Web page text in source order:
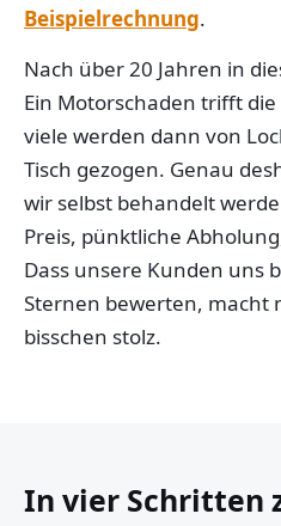
Beispielrechnung.
Nach über 20 Jahren in
Ein Motorschaden trifft
viele werden dann von
Tisch gezogen. Genau
wir selbst behandelt
Preis, pünktliche
Dass unsere Kunden uns
Sternen bewerten, macht
bisschen stolz.
In vier Schritten